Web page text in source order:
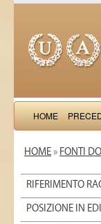
HOME
HOME » FONTI
RIFERIMENTO
POSIZIONE IN